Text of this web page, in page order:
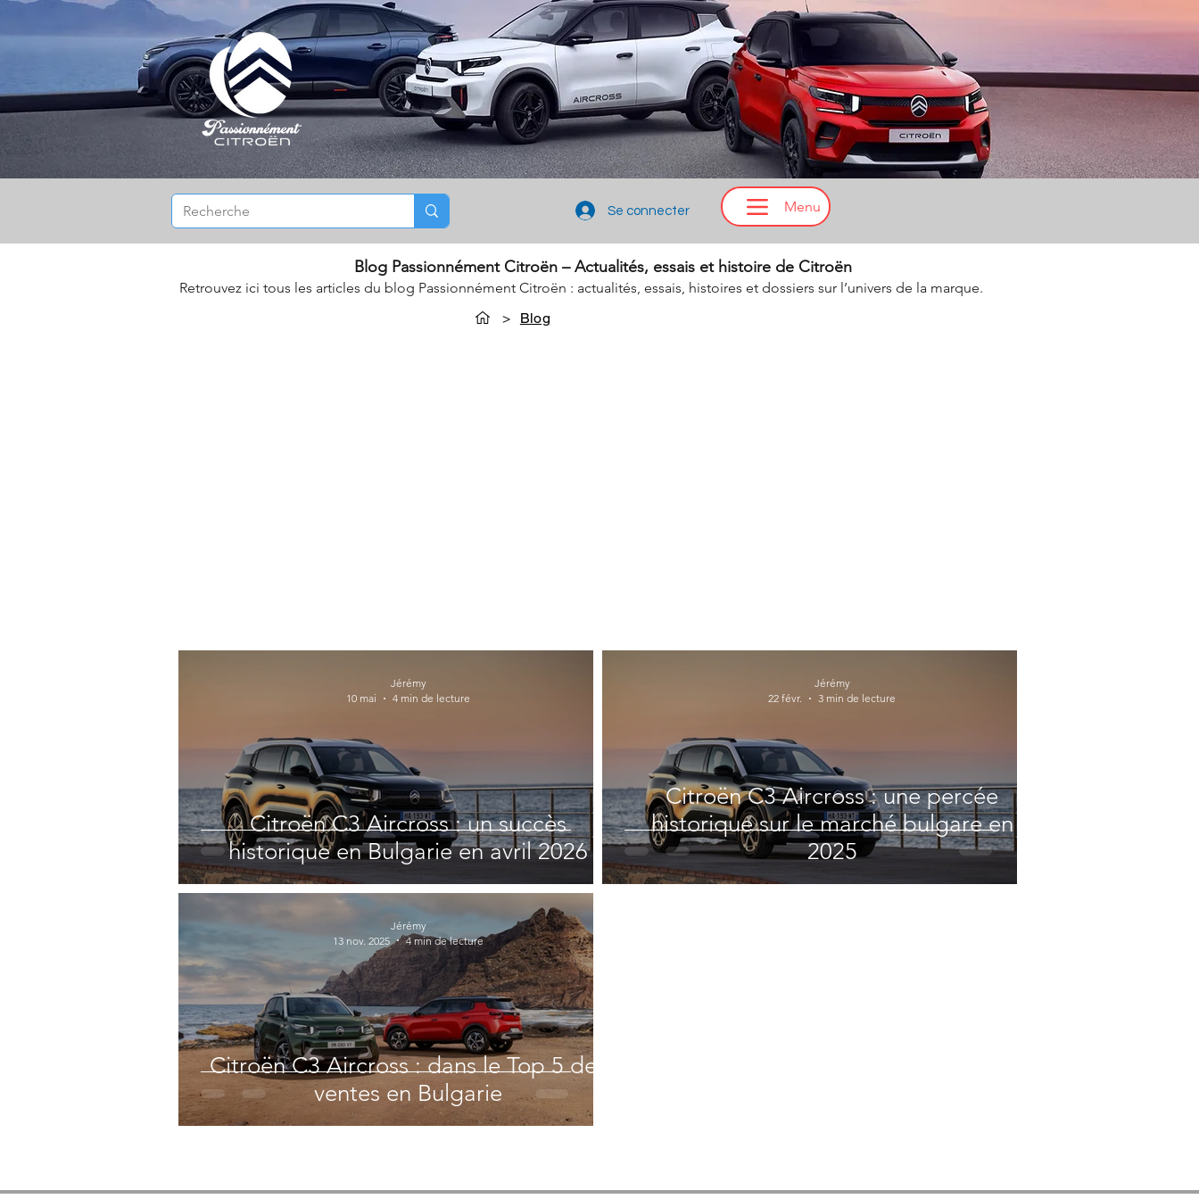
Se connecter
Blog Passionnément Citroën – Actualités, essais et histoire de Citroën
Retrouvez ici tous les articles du blog Passionnément Citroën : actualités, essais, histoires et dossiers sur l’univers de la marque.
>
Blog
Citroën C3 Aircross : un succès
historique en Bulgarie en avril 2026
Jérémy
10 mai
4 min de lecture
Citroën C3 Aircross : une percée
historique sur le marché bulgare en
2025
Jérémy
22 févr.
3 min de lecture
Citroën C3 Aircross : dans le Top 5 des
ventes en Bulgarie
Jérémy
13 nov. 2025
4 min de lecture
Menu